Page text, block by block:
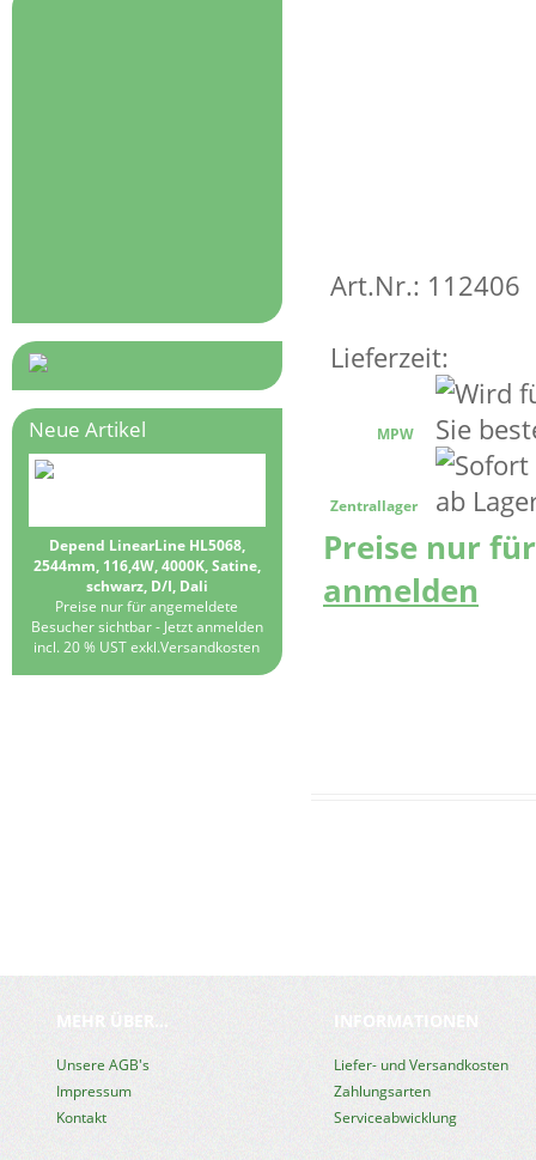
Art.Nr.: 112406
Lieferzeit:
MPW
Zentrallager
Preise nur
anmelden
Neue Artikel
Depend LinearLine HL5068,
2544mm, 116,4W, 4000K, Satine,
schwarz, D/I, Dali
Preise nur für angemeldete
Besucher sichtbar - Jetzt anmelden
incl. 20 % UST exkl.Versandkosten
MEHR ÜBER...
Unsere AGB's
Impressum
Kontakt
INFORMATIONEN
Liefer- und Versandkosten
Zahlungsarten
Serviceabwicklung